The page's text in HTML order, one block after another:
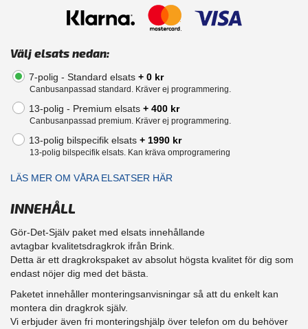
Välj elsats nedan:
7-polig - Standard elsats + 0 kr
Canbusanpassad standard. Kräver ej programmering.
13-polig - Premium elsats + 400 kr
Canbusanpassad premium. Kräver ej programmering.
13-polig bilspecifik elsats + 1990 kr
13-polig bilspecifik elsats. Kan kräva omprogramering
LÄS MER OM VÅRA ELSATSER HÄR
INNEHÅLL
Gör-Det-Själv paket med elsats innehållande
avtagbar kvalitetsdragkrok ifrån Brink.
Detta är ett dragkrokspaket av absolut högsta kvalitet för dig som
endast nöjer dig med det bästa.
Paketet innehåller monteringsanvisningar så att du enkelt kan
montera din dragkrok själv.
Vi erbjuder även fri monteringshjälp över telefon om du behöver